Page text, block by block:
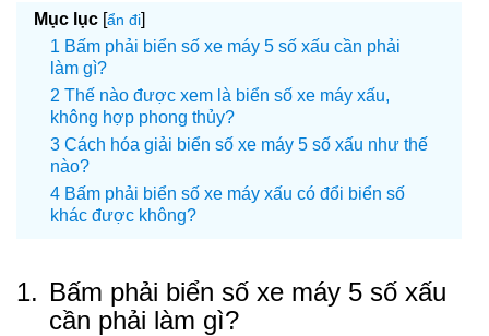
Mục lục [ẩn đi]
Bấm phải biển số xe máy 5 số xấu cần phải
làm gì?
Thế nào được xem là biển số xe máy xấu,
không hợp phong thủy?
Cách hóa giải biển số xe máy 5 số xấu như thế
nào?
Bấm phải biển số xe máy xấu có đổi biển số
khác được không?
1. Bấm phải biển số xe máy 5 số xấu
cần phải làm gì?